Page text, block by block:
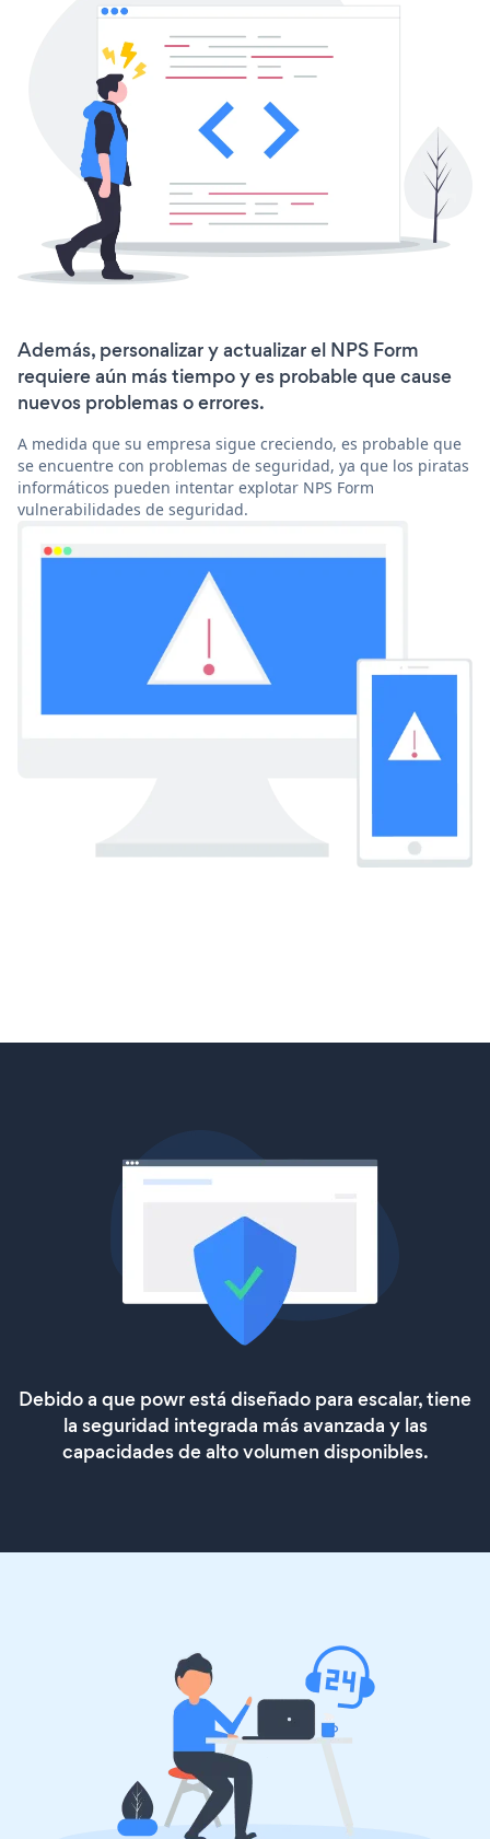
Además, personalizar y actualizar el NPS Form
requiere aún más tiempo y es probable que cause
nuevos problemas o errores.
A medida que su empresa sigue creciendo, es probable que
se encuentre con problemas de seguridad, ya que los piratas
informáticos pueden intentar explotar NPS Form
vulnerabilidades de seguridad.
Debido a que powr está diseñado para escalar, tiene
la seguridad integrada más avanzada y las
capacidades de alto volumen disponibles.